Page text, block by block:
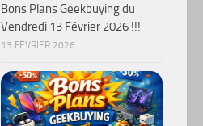
Bons Plans Geekbuying du
Vendredi 13 Février 2026 !!!
13 FÉVRIER 2026